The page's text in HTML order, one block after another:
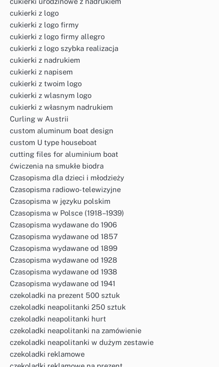
cukierki z logo
cukierki z logo firmy
cukierki z logo firmy allegro
cukierki z logo szybka realizacja
cukierki z nadrukiem
cukierki z napisem
cukierki z twoim logo
cukierki z wlasnym logo
cukierki z własnym nadrukiem
Curling w Austrii
custom aluminum boat design
custom U type houseboat
cutting files for aluminium boat
ćwiczenia na smukłe biodra
Czasopisma dla dzieci i młodzieży
Czasopisma radiowo-telewizyjne
Czasopisma w języku polskim
Czasopisma w Polsce (1918–1939)
Czasopisma wydawane do 1906
Czasopisma wydawane od 1857
Czasopisma wydawane od 1899
Czasopisma wydawane od 1928
Czasopisma wydawane od 1938
Czasopisma wydawane od 1941
czekoladki na prezent 500 sztuk
czekoladki neapolitanki 250 sztuk
czekoladki neapolitanki hurt
czekoladki neapolitanki na zamówienie
czekoladki neapolitanki w dużym zestawie
czekoladki reklamowe